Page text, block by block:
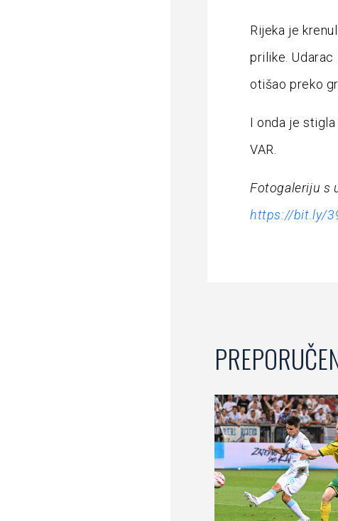
Rijeka je
prilike. Udarac
otišao preko
I onda je
VAR.
Fotogaleriju s
https://bit.ly/